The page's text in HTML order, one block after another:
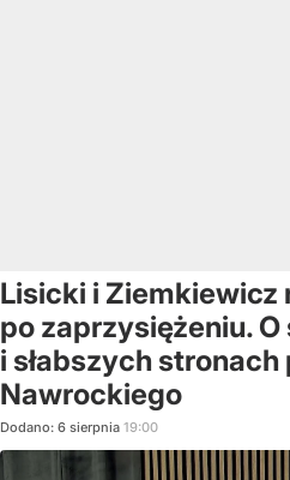
Lisicki i Ziemkiewicz
po zaprzysiężeniu.
i słabszych
Nawrockiego
Dodano: 6 sierpnia 19:00